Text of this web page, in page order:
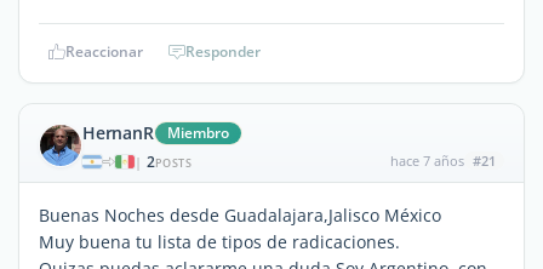
Reaccionar Responder
HernanR Miembro
| 2POSTS hace 7 años #21
Buenas Noches desde Guadalajara,Jalisco México
Muy buena tu lista de tipos de radicaciones.